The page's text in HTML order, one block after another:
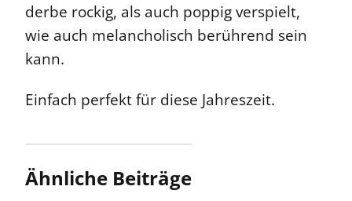
derbe rockig, als auch poppig verspielt,
wie auch melancholisch berührend sein
kann.
Einfach perfekt für diese Jahreszeit.
Ähnliche Beiträge